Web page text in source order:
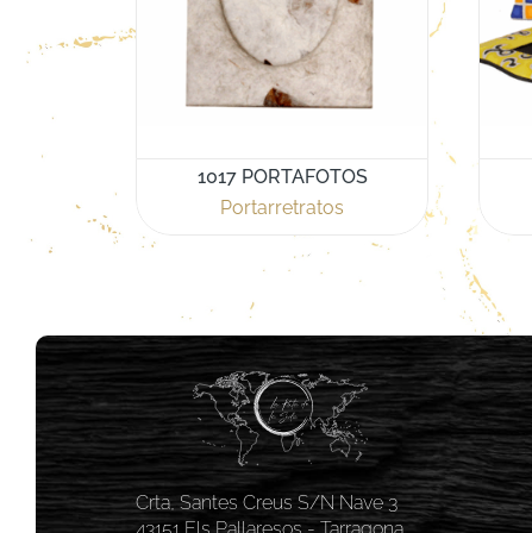
1017 PORTAFOTOS
Portarretratos
Crta, Santes Creus S/N Nave 3